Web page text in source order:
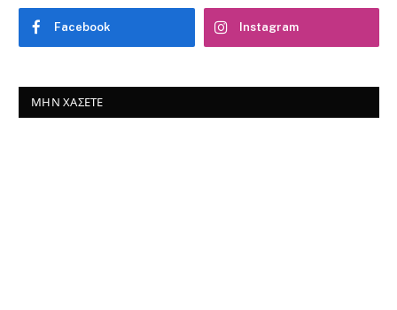
Facebook Instagram
ΜΗΝ ΧΆΣΕΤΕ